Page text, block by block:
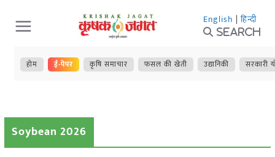
Skip
to
content
English | हिन्दी
Search
होम ई-पेपर कृषि समाचार फसल की खेती उद्यानिकी सरकारी
Soybean 2026